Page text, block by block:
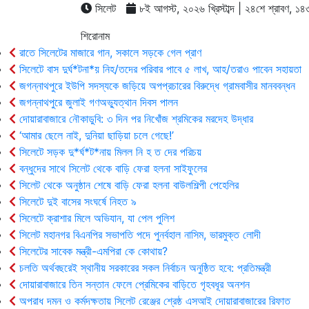
সিলেট
৮ই আগস্ট, ২০২৬ খ্রিস্টাব্দ | ২৪শে শ্রাবণ,
শিরোনাম
রাতে সিলেটের মাজারে গান, সকালে সড়কে গেল প্রাণ
সিলেটে বাস দুর্ঘ*টনা*য় নিহ/তদের পরিবার পাবে ৫ লাখ, আহ/তরাও পাবেন সহায়তা
জগন্নাথপুরে ইউপি সদস্যকে জড়িয়ে অপপ্রচারের বিরুদ্ধে গ্রামবাসীর মানববন্ধন
জগন্নাথপুরে জুলাই গণঅভ্যুত্থান দিবস পালন
দোয়ারাবাজারে নৌকাডুবি: ৩ দিন পর নিখোঁজ শ্রমিকের মরদেহ উদ্ধার
‘আমার ছেলে নাই, দুনিয়া ছাড়িয়া চলে গেছে!’
সিলেটে সড়ক দু*র্ঘ*ট*নায় মিলল নি হ ত দের পরিচয়
বন্ধুদের সাথে সিলেট থেকে বাড়ি ফেরা হলনা সাইফুলের
সিলেট থেকে অনুষ্ঠান শেষে বাড়ি ফেরা হলনা বাউলশিল্পী পেহেলির
সিলেটে দুই বাসের সংঘর্ষে নিহত ৯
সিলেটে ক্রাশার মিলে অভিযান, যা পেল পুলিশ
সিলেট মহানগর বিএনপির সভাপতি পদে পুনর্বহাল নাসিম, ভারমুক্ত লোদী
সিলেটের সাবেক মন্ত্রী-এমপিরা কে কোথায়?
চলতি অর্থবছরেই স্থানীয় সরকারের সকল নির্বাচন অনুষ্ঠিত হবে: প্রতিমন্ত্রী
দোয়ারাবাজারে তিন সন্তান ফেলে প্রেমিকের বাড়িতে গৃহবধূর অনশন
অপরাধ দমন ও কর্মদক্ষতায় সিলেট রেঞ্জের শ্রেষ্ঠ এসআই দোয়ারাবাজারের রিফাত